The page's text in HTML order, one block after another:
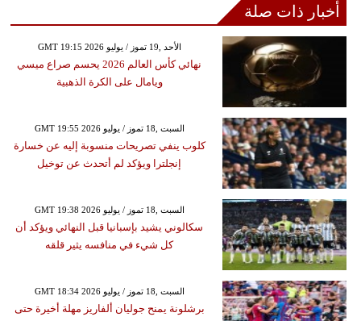
أخبار ذات صلة
GMT 19:15 2026 الأحد ,19 تموز / يوليو
نهائي كأس العالم 2026 يحسم صراع ميسي
ويامال على الكرة الذهبية
GMT 19:55 2026 السبت ,18 تموز / يوليو
كلوب ينفي تصريحات منسوبة إليه عن خسارة
إنجلترا ويؤكد لم أتحدث عن توخيل
GMT 19:38 2026 السبت ,18 تموز / يوليو
سكالوني يشيد بإسبانيا قبل النهائي ويؤكد أن
كل شيء في منافسه يثير قلقه
GMT 18:34 2026 السبت ,18 تموز / يوليو
برشلونة يمنح جوليان ألفاريز مهلة أخيرة حتى